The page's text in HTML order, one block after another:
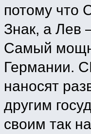
потому что
Знак, а
Самый
Германии.
наносят
другим
своим так